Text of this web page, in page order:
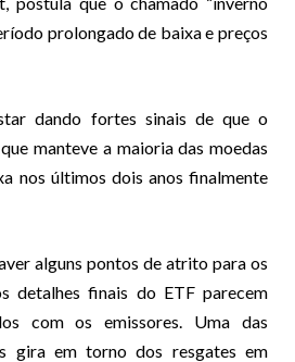
prolongado de baixa e preços
dando fortes sinais de que o
manteve a maioria das moedas
nos últimos dois anos finalmente
alguns pontos de atrito para os
detalhes finais do ETF parecem
com os emissores. Uma das
gira em torno dos resgates em